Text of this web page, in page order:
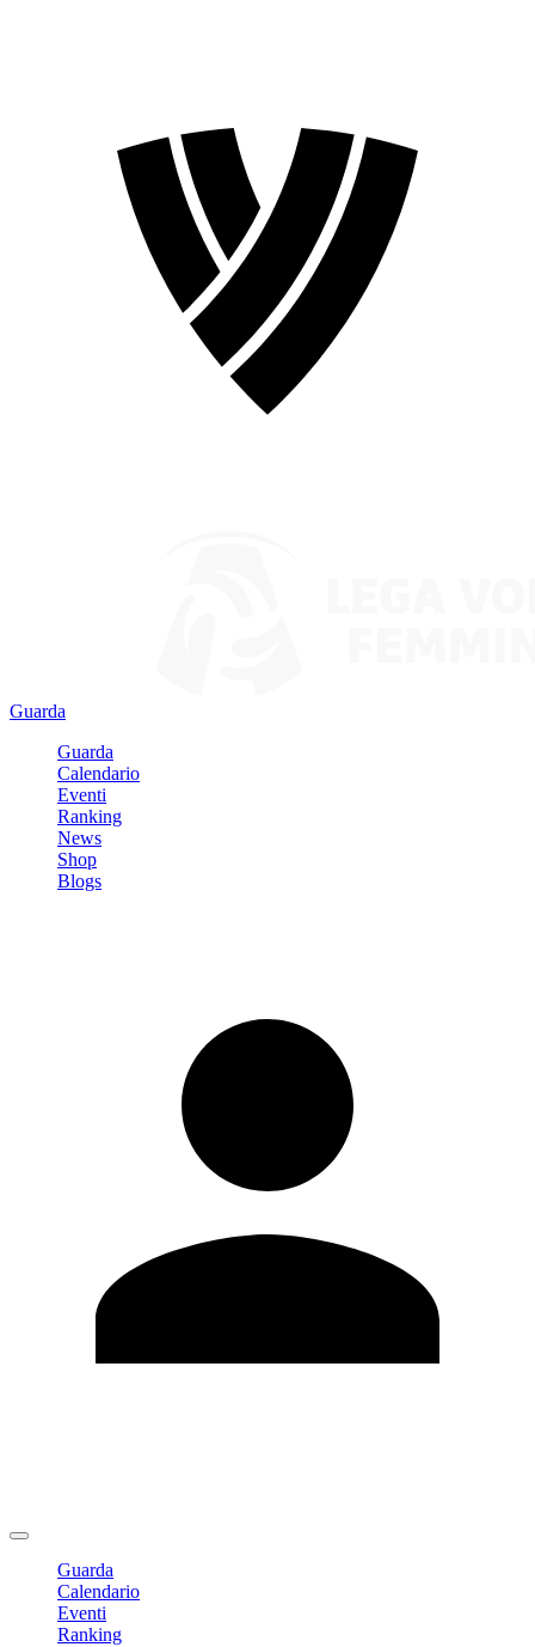
Guarda
Guarda
Calendario
Eventi
Ranking
News
Shop
Blogs
Guarda
Calendario
Eventi
Ranking